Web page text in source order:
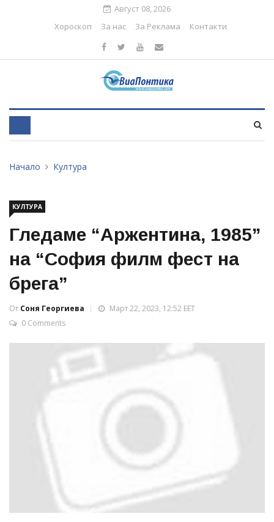
Август 08, 2026
Хороскоп
За нас За Реклама Контакти
Начало Култура
КУЛТУРА
Гледаме “Аржентина, 1985”
на “София филм фест на
брега”
От Соня Георгиева
Март 22, 2023, 12:52 EET
0 Comments